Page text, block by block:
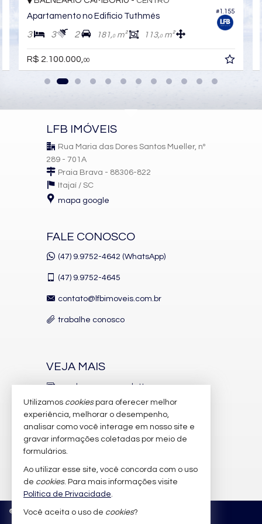
Sacada Técnica
Banheiro Social
Sala para 3 Ambientes
Características do Empreendimento
Sala de Jogos
Salão de Festas
Playground
Brinquedoteca
Automação Predial
Piscina Infantil
Entrada para Banhistas
Hall Decorado e Mobiliado
#1.155
Apartamento no Edificio Tuthmés
3 3 2 181,0m² 113,0m²
R$ 2.100.000,00
LFB IMÓVEIS
Rua Maria das Dores Santos Mueller, nº
289 - 701A
Praia Brava - 88306-822
Itajaí / SC
mapa google
FALE CONOSCO
(47) 9.9752-4642 (WhatsApp)
(47) 9.9752-4645
contato@lfbimoveis.com.br
trabalhe conosco
VEJA MAIS
receba nosso newsletter
indicadores financeiros
cadastre seu imóvel
imóveis favoritos
mapa de imóveis
© 2026 CRECI/SC 6.388-J Política de Privacidade
Utilizamos cookiespara oferecer melhor
experiência, melhorar o desempenho,
analisar como você interage em nosso site e
gravar informações coletadas por meio de
formulários.
Ao utilizar esse site, você concorda com o uso
de cookies. Para mais informações visite
Política de Privacidade.
Você aceita o uso de cookies?